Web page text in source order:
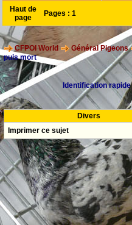
Haut de
page
Pages : 1
CFPOI World Général Pigeons
puis mort
Identification
Divers
Imprimer ce sujet